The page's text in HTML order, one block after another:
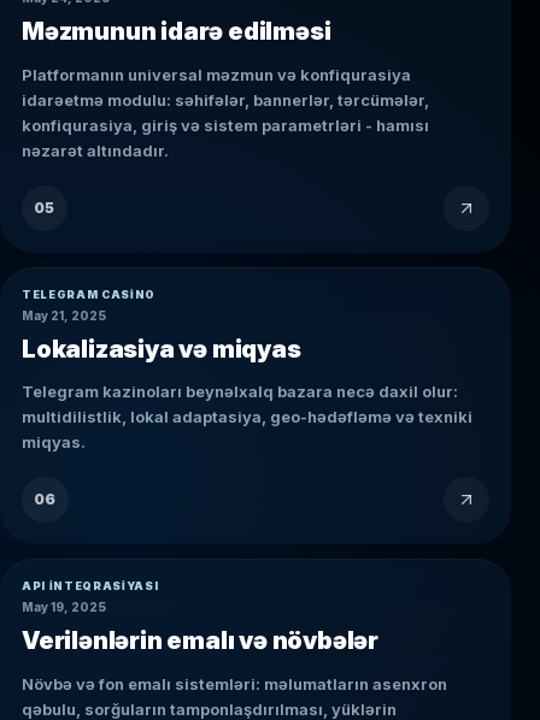
Məzmunun idarə edilməsi
Platformanın universal məzmun və konfiqurasiya
idarəetmə modulu: səhifələr, bannerlər, tərcümələr,
konfiqurasiya, giriş və sistem parametrləri - hamısı
nəzarət altındadır.
05
TELEGRAM CASINO
May 21, 2025
Lokalizasiya və miqyas
Telegram kazinoları beynəlxalq bazara necə daxil olur:
multidilistlik, lokal adaptasiya, geo-hədəfləmə və texniki
miqyas.
06
API INTEQRASIYASI
May 19, 2025
Verilənlərin emalı və növbələr
Növbə və fon emalı sistemləri: məlumatların asenxron
qəbulu, sorğuların tamponlaşdırılması, yüklərin